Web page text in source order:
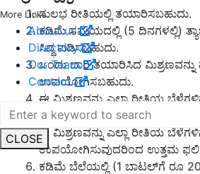
More Links
About us
Directory
Our Team
Contact
CLOSE
ಸುಲಭ ರೀತಿಯಲ್ಲಿ ತಯಾರಿಸಬಹುದು.
ಕಡಿಮೆ ಸಮಯದಲ್ಲಿ (5 ದಿನಗಳಲ್ಲಿ)
ಸಿದ್ಧ ಪಡಿಸಬಹುದು.
ಒಂದು ಬಾರಿ ತಯಾರಿಸಿದ
ಉಪಯೋಗಿಸಬಹುದು.
ಈ ಮಿಶ್ರಣವನ್ನು ಎಲ್ಲಾ ರೀತಿಯ
ಉಪಯೋಗಿಸಬಹುದು.
ಈ ಮಿಶ್ರಣವನ್ನು ಎಲ್ಲಾ ರೀತಿಯ
ಉಪಯೋಗಿಸುವುದರಿಂದ ಉತ್ತಮ
ಕಡಿಮೆ ಬೆಲೆಯಲ್ಲಿ (1 ಬಾಟಲ್‌ಗೆ ರೂ